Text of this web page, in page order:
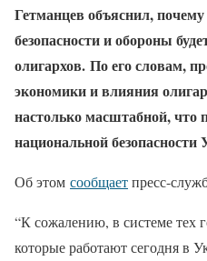
Гетманцев объяснил,
безопасности и обороны
олигархов. По его словам,
экономики и влияния
настолько масштабной, что
национальной
Об этом сообщаетпресс-
“К сожалению, в системе тех
которые работают сегодня в